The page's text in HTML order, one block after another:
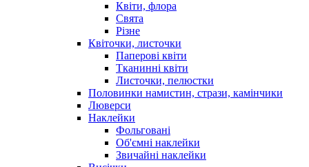
Квіти, флора
Свята
Різне
Квіточки, листочки
Паперові квіти
Тканинні квіти
Листочки, пелюстки
Половинки намистин, стрази, камінчики
Люверси
Наклейки
Фольговані
Об'ємні наклейки
Звичайні наклейки